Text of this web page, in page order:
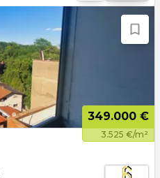
349.000 €
3.525 €/m²